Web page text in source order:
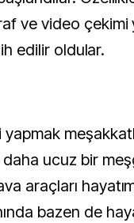
ve video çekimi
edilir oldular.
ucuz bir
araçları
bazen de